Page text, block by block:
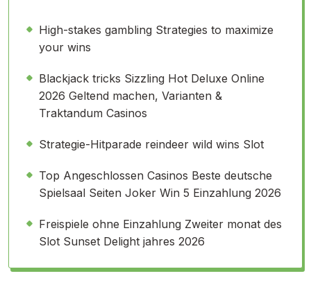
High-stakes gambling Strategies to maximize
your wins
Blackjack tricks Sizzling Hot Deluxe Online
2026 Geltend machen, Varianten &
Traktandum Casinos
Strategie-Hitparade reindeer wild wins Slot
Top Angeschlossen Casinos Beste deutsche
Spielsaal Seiten Joker Win 5 Einzahlung 2026
Freispiele ohne Einzahlung Zweiter monat des
Slot Sunset Delight jahres 2026